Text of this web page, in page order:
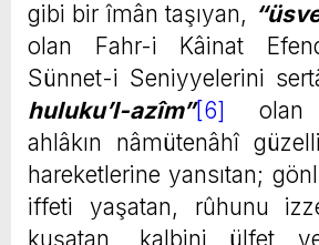
gibi bir îmân taşıyan,
olan Fahr-i Kâinat
Sünnet-i Seniyyelerini
huluku’l-azîm”[6] olan
ahlâkın nâmütenâhî
hareketlerine yansıtan;
iffeti yaşatan, rûhunu
kuşatan, kalbini ülfet